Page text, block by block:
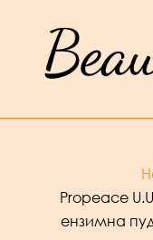
content
Propeace
ензимна